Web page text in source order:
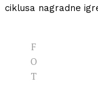
ciklusa nagradne
F
O
T